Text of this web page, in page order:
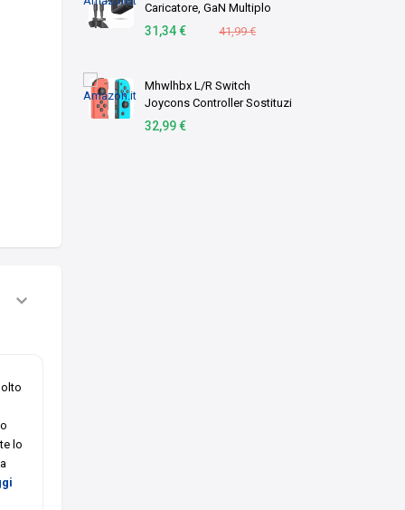
Caricatore, GaN Multiplo
Presa USBC Caricabatterie,
iPhone 1 …
31,34 € 41,99 €
Mhwlhbx L/R Switch
Joycons Controller Sostituzi
per Switch/Lite/OLED
32,99 €
lo